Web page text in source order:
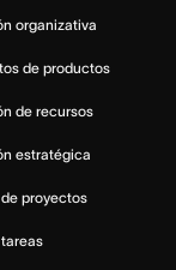
organizativa
de productos
de recursos
estratégica
proyectos